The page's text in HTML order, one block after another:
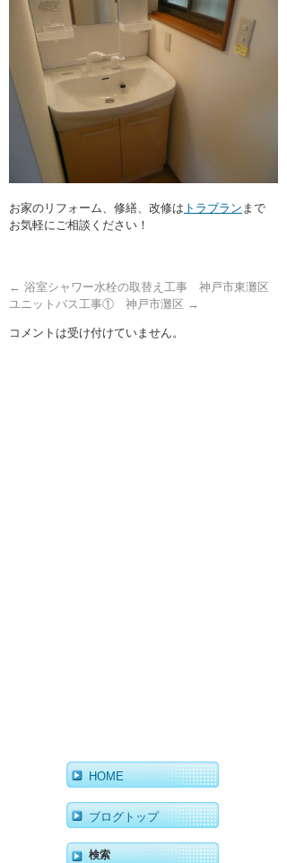
お家のリフォーム、修繕、改修は トラブラン まで
お気軽にご相談ください！
← 浴室シャワー水栓の取替え工事 神戸市東灘区
ユニットバス工事① 神戸市灘区 →
コメントは受け付けていません。
HOME
ブログトップ
検索